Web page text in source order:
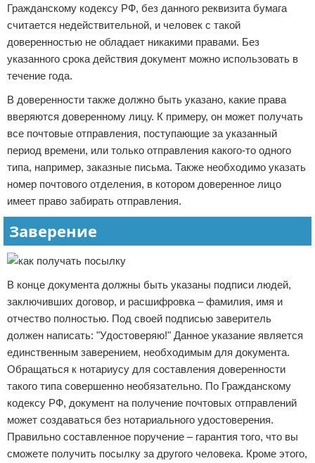
Гражданскому кодексу РФ, без данного реквизита бумага
считается недействительной, и человек с такой
доверенностью не обладает никакими правами. Без
указанного срока действия документ можно использовать в
течение года.
В доверенности также должно быть указано, какие права
вверяются доверенному лицу. К примеру, он может получать
все почтовые отправления, поступающие за указанный
период времени, или только отправления какого-то одного
типа, например, заказные письма. Также необходимо указать
номер почтового отделения, в котором доверенное лицо
имеет право забирать отправления.
Заверение
В конце документа должны быть указаны подписи людей,
заключивших договор, и расшифровка – фамилия, имя и
отчество полностью. Под своей подписью заверитель
должен написать: "Удостоверяю!" Данное указание является
единственным заверением, необходимым для документа.
Обращаться к нотариусу для составления доверенности
такого типа совершенно необязательно. По Гражданскому
кодексу РФ, документ на получение почтовых отправлений
может создаваться без нотариального удостоверения.
Правильно составленное поручение – гарантия того, что вы
сможете получить посылку за другого человека. Кроме этого,